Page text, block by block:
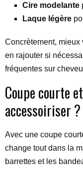
Cire modelante
Laque légère
Concrètement, mieux
en rajouter si
fréquentes sur
Coupe courte
accessoiriser ?
Avec une coupe
change tout dans la
barrettes et les